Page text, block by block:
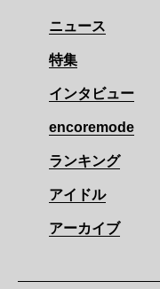
ニュース
特集
インタビュー
encoremode
ランキング
アイドル
アーカイブ